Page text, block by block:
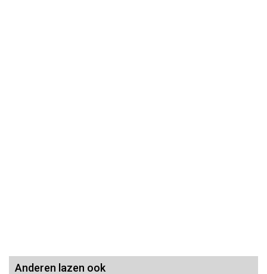
Anderen lazen ook